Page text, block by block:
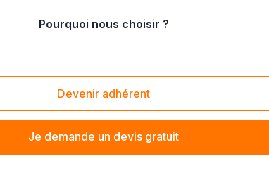
Pourquoi nous choisir ?
Devenir adhérent
Je demande un devis gratuit